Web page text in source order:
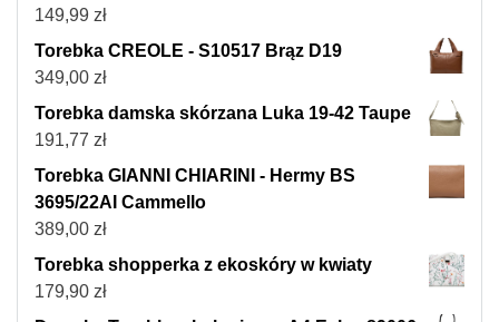
149,99 zł
Torebka CREOLE - S10517 Brąz D19
349,00 zł
Torebka damska skórzana Luka 19-42 Taupe
191,77 zł
Torebka GIANNI CHIARINI - Hermy BS
3695/22AI Cammello
389,00 zł
Torebka shopperka z ekoskóry w kwiaty
179,90 zł